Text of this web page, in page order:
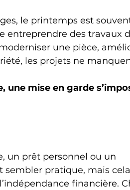
le printemps est
entreprendre des travaux
une pièce,
les projets ne
une mise en garde
un prêt personnel ou un
pratique, mais
financière.